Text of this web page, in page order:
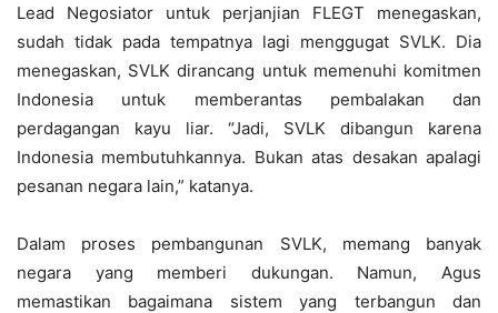
Lead Negosiator untuk perjanjian FLEGT menegaskan,
sudah tidak pada tempatnya lagi menggugat SVLK. Dia
menegaskan, SVLK dirancang untuk memenuhi komitmen
Indonesia untuk memberantas pembalakan dan
perdagangan kayu liar. “Jadi, SVLK dibangun karena
Indonesia membutuhkannya. Bukan atas desakan apalagi
pesanan negara lain,” katanya.
Dalam proses pembangunan SVLK, memang banyak
negara yang memberi dukungan. Namun, Agus
memastikan bagaimana sistem yang terbangun dan